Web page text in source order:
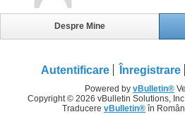
Despre Mine
Autentificare Înregistrare
Powered by vBulletin®
Copyright © 2026 vBulletin Solutions,
Traducere vBulletin® în